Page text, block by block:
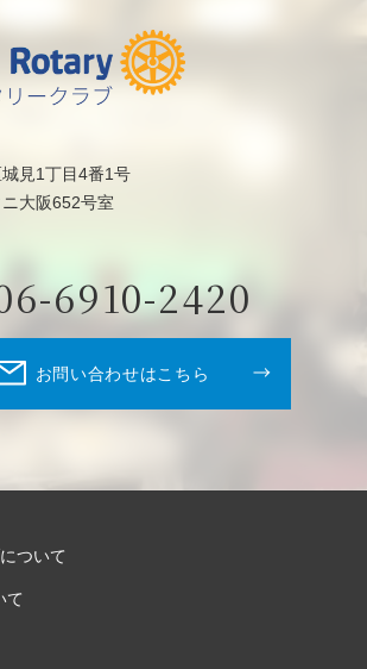
見1丁目4番1号
大阪652号室
6910-2420
お問い合わせはこちら
ついて
て